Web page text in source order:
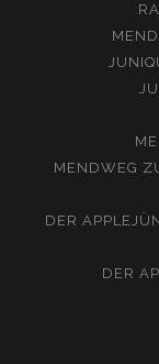
MENDWEG
DER
DER